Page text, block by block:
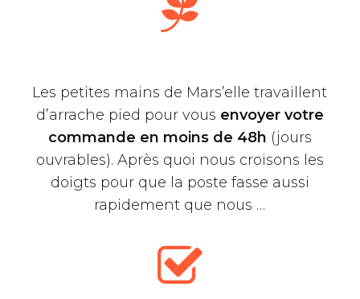
Les petites mains de Mars’elle travaillent
d’arrache pied pour vous envoyer votre
commande en moins de 48h (jours
ouvrables). Après quoi nous croisons les
doigts pour que la poste fasse aussi
rapidement que nous …